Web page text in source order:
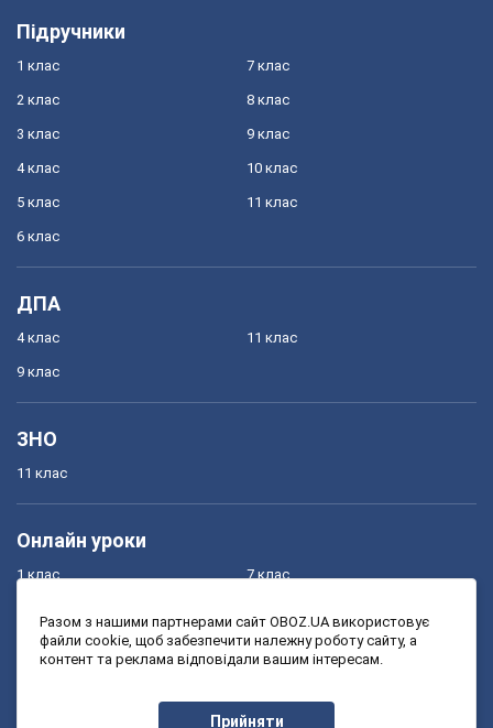
Підручники
1 клас
2 клас
3 клас
4 клас
5 клас
6 клас
7 клас
8 клас
9 клас
10 клас
11 клас
ДПА
4 клас
9 клас
11 клас
ЗНО
11 клас
Онлайн уроки
1 клас
3 клас
7 клас
9 клас
Разом з нашими партнерами сайт OBOZ.UA використовує
файли cookie, щоб забезпечити належну роботу сайту, а
контент та реклама відповідали вашим інтересам.
Прийняти